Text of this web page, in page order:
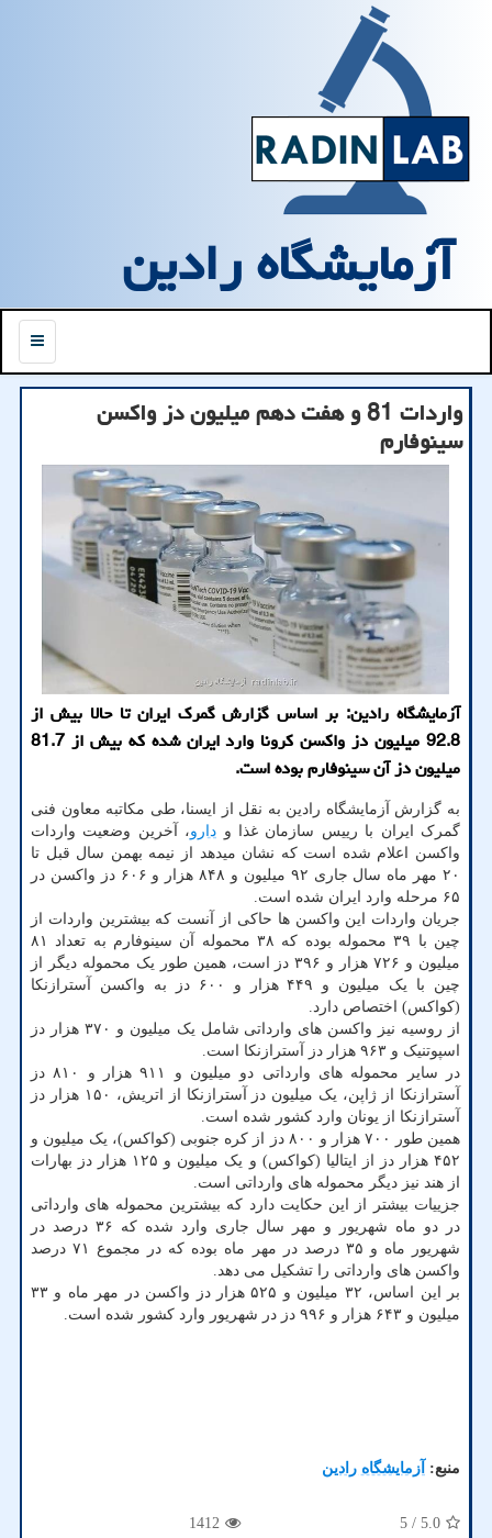
آزمایشگاه رادین
منو
واردات 81 و هفت دهم میلیون دز واکسن
سینوفارم
آزمایشگاه رادین: بر اساس گزارش گمرک ایران تا حالا بیش از
92.8 میلیون دز واکسن کرونا وارد ایران شده که بیش از 81.7
میلیون دز آن سینوفارم بوده است.
به گزارش آزمایشگاه رادین به نقل از ایسنا، طی مکاتبه معاون فنی
گمرک ایران با رییس سازمان غذا و دارو، آخرین وضعیت واردات
واکسن اعلام شده است که نشان میدهد از نیمه بهمن سال قبل تا
۲۰ مهر ماه سال جاری ۹۲ میلیون و ۸۴۸ هزار و ۶۰۶ دز واکسن در
۶۵ مرحله وارد ایران شده است.
جریان واردات این واکسن ها حاکی از آنست که بیشترین واردات از
چین با ۳۹ محموله بوده که ۳۸ محموله آن سینوفارم به تعداد ۸۱
میلیون و ۷۲۶ هزار و ۳۹۶ دز است، همین طور یک محموله دیگر از
چین با یک میلیون و ۴۴۹ هزار و ۶۰۰ دز به واکسن آسترازنکا
(کواکس) اختصاص دارد.
از روسیه نیز واکسن های وارداتی شامل یک میلیون و ۳۷۰ هزار دز
اسپوتنیک و ۹۶۳ هزار دز آسترازنکا است.
در سایر محموله های وارداتی دو میلیون و ۹۱۱ هزار و ۸۱۰ دز
آسترازنکا از ژاپن، یک میلیون دز آسترازنکا از اتریش، ۱۵۰ هزار دز
آسترازنکا از یونان وارد کشور شده است.
همین طور ۷۰۰ هزار و ۸۰۰ دز از کره جنوبی (کواکس)، یک میلیون و
۴۵۲ هزار دز از ایتالیا (کواکس) و یک میلیون و ۱۲۵ هزار دز بهارات
از هند نیز دیگر محموله های وارداتی است.
جزییات بیشتر از این حکایت دارد که بیشترین محموله های وارداتی
در دو ماه شهریور و مهر سال جاری وارد شده که ۳۶ درصد در
شهریور ماه و ۳۵ درصد در مهر ماه بوده که در مجموع ۷۱ درصد
واکسن های وارداتی را تشکیل می دهد.
بر این اساس، ۳۲ میلیون و ۵۲۵ هزار دز واکسن در مهر ماه و ۳۳
میلیون و ۶۴۳ هزار و ۹۹۶ دز در شهریور وارد کشور شده است.
منبع: آزمایشگاه رادین
5.0
/ 5
1412